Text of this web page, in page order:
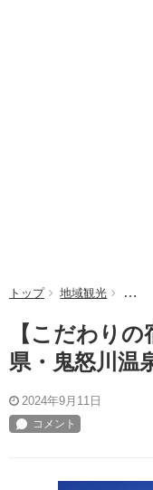
トップ 地域観光 【こ
【こだわり
県・鬼怒川温
2024年9月11日